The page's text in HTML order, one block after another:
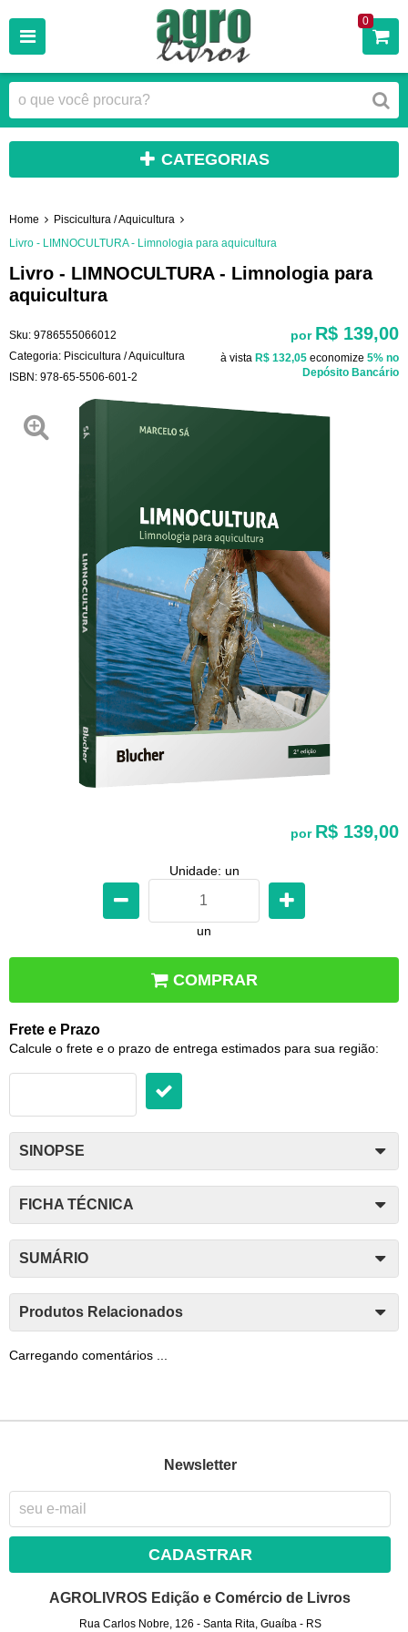
0
CATEGORIAS
Home
Piscicultura / Aquicultura
Livro - LIMNOCULTURA - Limnologia para aquicultura
Livro - LIMNOCULTURA - Limnologia para
aquicultura
Sku: 9786555066012
Categoria: Piscicultura / Aquicultura
ISBN: 978-65-5506-601-2
por R$ 139,00
à vista R$ 132,05 economize 5% no
Depósito Bancário
por R$ 139,00
Unidade: un
un
COMPRAR
Frete e Prazo
Calcule o frete e o prazo de entrega estimados para sua região:
SINOPSE
FICHA TÉCNICA
SUMÁRIO
Produtos Relacionados
Carregando comentários ...
Newsletter
CADASTRAR
AGROLIVROS Edição e Comércio de Livros
Rua Carlos Nobre, 126 - Santa Rita, Guaíba- RS